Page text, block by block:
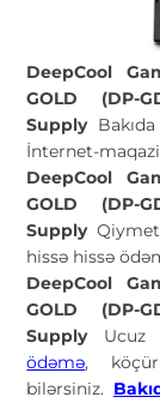
DeepCool
GOLD (DP-
Supply
İnternet-
DeepCool
GOLD (DP-
Supply
hissə hissə
DeepCool
GOLD (DP-
Supply Ucuz
ödəmə,
bilərsiniz.